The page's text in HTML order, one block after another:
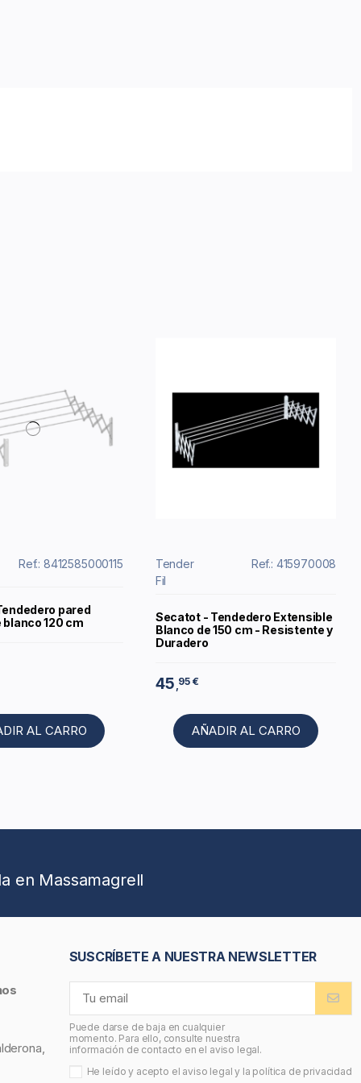
Ref.: 8412585000115
pared
120 cm
AL CARRO
Tender
Fil
Ref.: 415970008
Secatot - Tendedero Extensible
Blanco de 150 cm - Resistente y
Duradero
45 ,95 €
AÑADIR AL CARRO
en Massamagrell
SUSCRÍBETE A NUESTRA NEWSLETTER
Puede darse de baja en cualquier
momento. Para ello, consulte nuestra
información de contacto en el aviso legal.
He leído y acepto el aviso legal y la política de privacidad